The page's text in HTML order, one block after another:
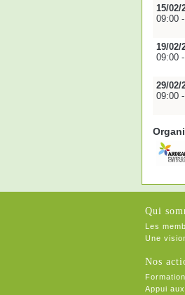
15/02/
09:00
19/02/
09:00
29/02/
09:00
Qui
Les
Une
Nos
Appui